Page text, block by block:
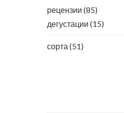
рецензии (85)
дегустации (15)
сорта (51)